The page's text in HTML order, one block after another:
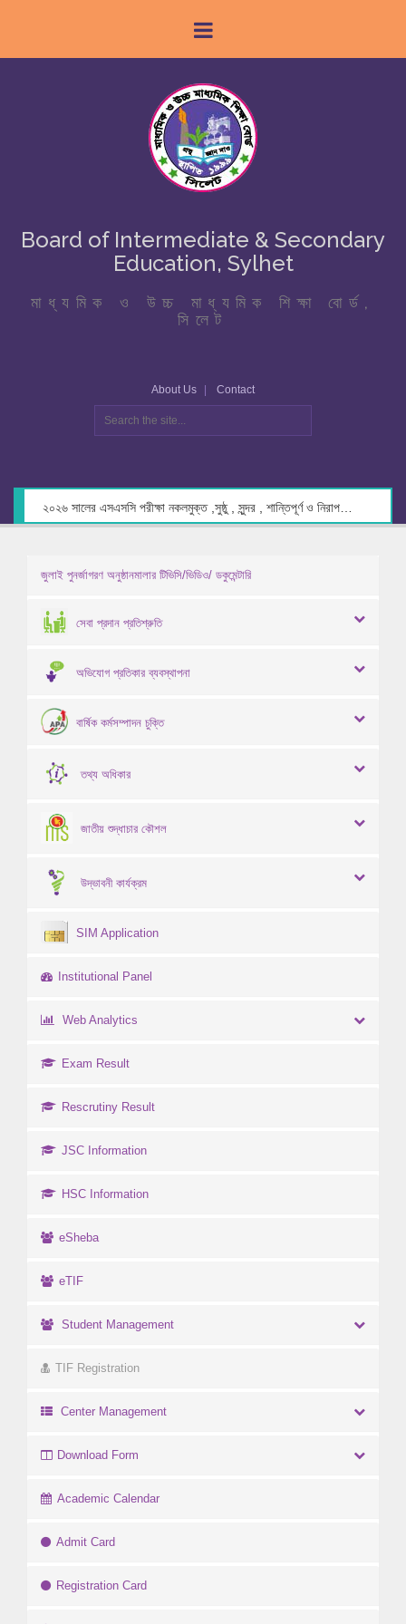
Board of Intermediate & Secondary
Education, Sylhet
মাধ্যমিক ও উচ্চ মাধ্যমিক শিক্ষা বোর্ড,
সিলেট
About Us Contact
জুলাই পুনর্জাগরণ অনুষ্ঠানমালার টিভিসি/ভিডিও/ ডকুমেন্টারি
সেবা প্রদান প্রতিশ্রুতি
অভিযোগ প্রতিকার ব্যবস্থাপনা
বার্ষিক কর্মসম্পাদন চুক্তি
তথ্য অধিকার
জাতীয় শুদ্ধাচার কৌশল
উদ্ভাবনী কার্যক্রম
SIM Application
Institutional Panel
Web Analytics
Exam Result
Rescrutiny Result
JSC Information
HSC Information
eSheba
eTIF
Student Management
TIF Registration
Center Management
Download Form
Academic Calendar
Admit Card
Registration Card